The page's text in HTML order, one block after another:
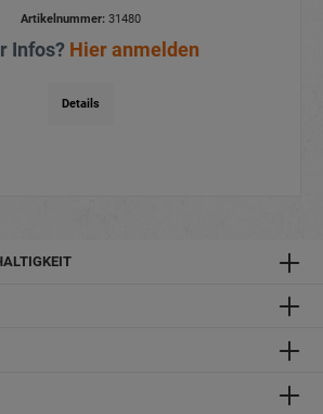
Artikelnummer:31480
Infos? Hier anmelden
Details